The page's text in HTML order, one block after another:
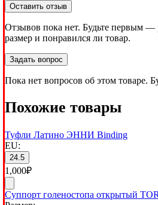
Оставить отзыв
Отзывов пока нет. Будьте первым —
размер и понравился ли товар.
Задать вопрос
Пока нет вопросов об этом товаре.
Похожие товары
Туфли Латино ЭННИ Binding
EU:
24.5
1,000₽
Суппорт голеностопа открытый